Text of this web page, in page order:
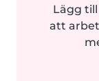
Lägg
att